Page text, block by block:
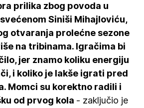
prilika zbog povoda u
Siniši Mihajloviću,
otvaranja prolećne sezone
na tribinama. Igračima bi
jer znamo koliku energiju
i koliko je lakše igrati pred
Momci su korektno radili i
od prvog kola - zaključio je